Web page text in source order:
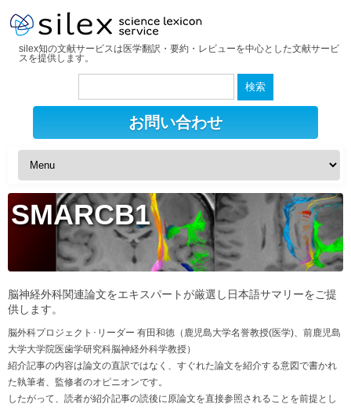
silex知の文献サービスは医学翻訳・要約・レビューを中心とした文献サービ
スを提供します。
検
お問い合わせ
SMARCB1
脳神経外科関連論文をエキスパートが厳選し日本語サマリーをご提
供します。
脳外科プロジェクト･リーダー 有田和徳（鹿児島大学名誉教授(医学)、前鹿児島
大学大学院医歯学研究科脳神経外科学教授）
紹介記事の内容は論文の直訳ではなく、すぐれた論文を紹介する意図で書かれ
た執筆者、監修者のオピニオンです。
したがって、読者が紹介記事の読後に原論文を直接参照されることを前提とし